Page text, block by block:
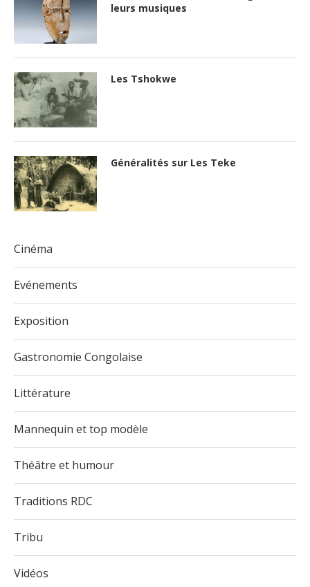
leurs musiques
Les Tshokwe
Généralités sur Les Teke
Cinéma
Evénements
Exposition
Gastronomie Congolaise
Littérature
Mannequin et top modèle
Théâtre et humour
Traditions RDC
Tribu
Vidéos